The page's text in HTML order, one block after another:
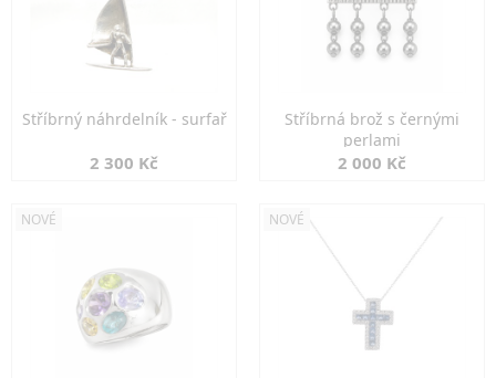
Stříbrný náhrdelník - surfař
2 300 Kč
Stříbrná brož s černými
perlami
2 000 Kč
NOVÉ NOVÉ